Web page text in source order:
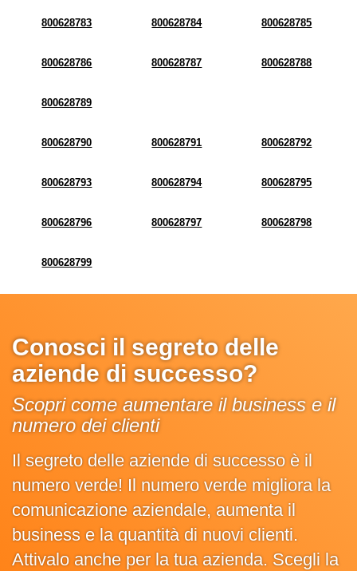
800628783 800628784 800628785
800628786 800628787 800628788
800628789
800628790 800628791 800628792
800628793 800628794 800628795
800628796 800628797 800628798
800628799
Conosci il segreto delle
aziende di successo?
Scopri come aumentare il business e il
numero dei clienti
Il segreto delle aziende di successo è il
numero verde! Il numero verde migliora la
comunicazione aziendale, aumenta il
business e la quantità di nuovi clienti.
Attivalo anche per la tua azienda. Scegli la